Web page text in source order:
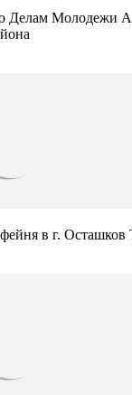
Делам Молодежи
в г. Осташков